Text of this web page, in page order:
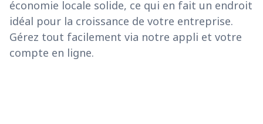
économie locale solide, ce qui en fait un endroit
idéal pour la croissance de votre entreprise.
Gérez tout facilement via notre appli et votre
compte en ligne.